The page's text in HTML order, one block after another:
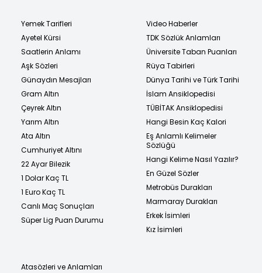
Yemek Tarifleri
Ayetel Kürsi
Saatlerin Anlamı
Aşk Sözleri
Günaydın Mesajları
Gram Altın
Çeyrek Altın
Yarım Altın
Ata Altın
Cumhuriyet Altını
22 Ayar Bilezik
1 Dolar Kaç TL
1 Euro Kaç TL
Canlı Maç Sonuçları
Süper Lig Puan Durumu
Video Haberler
TDK Sözlük Anlamları
Üniversite Taban Puanları
Rüya Tabirleri
Dünya Tarihi ve Türk Tarihi
İslam Ansiklopedisi
TÜBİTAK Ansiklopedisi
Hangi Besin Kaç Kalori
Eş Anlamlı Kelimeler
Sözlüğü
Hangi Kelime Nasıl Yazılır?
En Güzel Sözler
Metrobüs Durakları
Marmaray Durakları
Erkek İsimleri
Kız İsimleri
Atasözleri ve Anlamları